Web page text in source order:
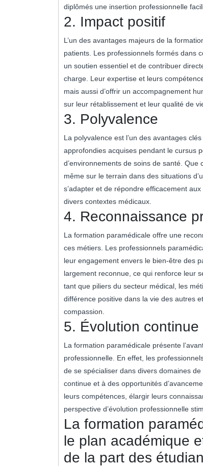
diplômés une insertion professionnelle
2. Impact positif
L’un des avantages majeurs de la
patients. Les professionnels formés dans
un soutien essentiel et de contribuer
charge. Leur expertise et leurs
mais aussi d’offrir un accompagnement
sur leur rétablissement et leur qualité de
3. Polyvalence
La polyvalence est l’un des avantages
approfondies acquises pendant le cursus
d’environnements de soins de santé.
même sur le terrain dans des situations
s’adapter et de répondre efficacement
divers contextes médicaux.
4. Reconnaissance
La formation paramédicale offre une
ces métiers. Les professionnels
leur engagement envers le bien-être des
largement reconnue, ce qui renforce leur
tant que piliers du secteur médical, les
différence positive dans la vie des autres
compassion.
5. Évolution continue
La formation paramédicale présente
professionnelle. En effet, les
de se spécialiser dans divers domaines
continue et à des opportunités
leurs compétences, élargir leurs
perspective d’évolution professionnelle
La formation
le plan académique
de la part des